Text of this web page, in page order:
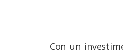
Con un